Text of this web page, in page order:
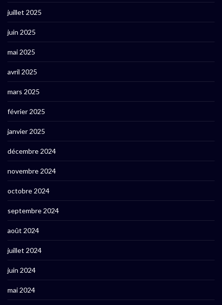
juillet 2025
juin 2025
mai 2025
avril 2025
mars 2025
février 2025
janvier 2025
décembre 2024
novembre 2024
octobre 2024
septembre 2024
août 2024
juillet 2024
juin 2024
mai 2024